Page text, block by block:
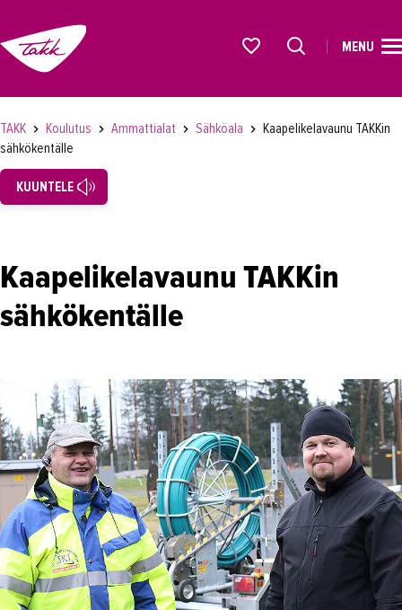
Lyhytkurssit, testit ja kortit
Maahanmuuttaneiden koulutukset
Ammattialat
Asioimis- ja oikeustulkkaus
Autoala
Hydrauliikka
Johtaminen ja esihenkilötyö
Kasvatus- ja ohjausala
Kauneudenhoito
Kiinteistönvälitys ja isännöinti
MENU
TAKK Koulutus Ammattialat Sähköala
Kaapelikelavaunu TAKKin
sähkökentälle
KUUNTELE
Kaapelikelavaunu TAKKin
sähkökentälle